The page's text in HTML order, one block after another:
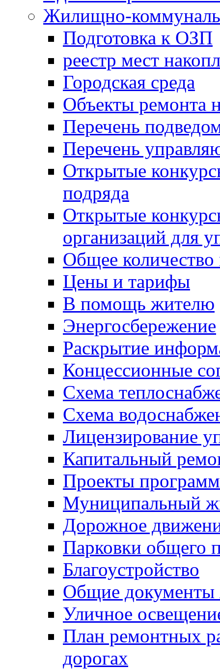
Жилищно-
Подготовка к ОЗП
реестр мест
Городская среда
Объекты ремонта
Перечень
Перечень
Открытые
подряда
Открытые
организаций для
Общее
Цены и тарифы
В помощь жителю
Энергосбережение
Раскрытие
Концессионные
Схема
Схема
Лицензирование
Капитальный
Проекты программ
Муниципальный
Дорожное
Парковки общего
Благоустройство
Общие
Уличное
План ремонтных
дорогах